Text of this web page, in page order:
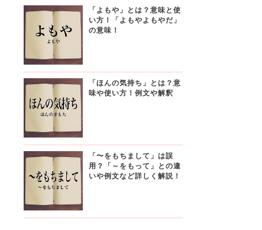
「よもや」とは？意味と使
い方！「よもやよもやだ」
の意味！
「ほんの気持ち」とは？意
味や使い方！例文や解釈
「〜をもちまして」は誤
用？「～をもって」との違
いや例文など詳しく解説！